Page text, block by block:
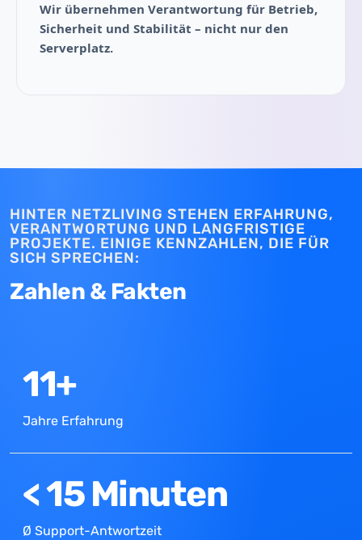
Wir übernehmen Verantwortung für Betrieb,
Sicherheit und Stabilität – nicht nur den
Serverplatz.
HINTER NETZLIVING STEHEN ERFAHRUNG,
VERANTWORTUNG UND LANGFRISTIGE
PROJEKTE. EINIGE KENNZAHLEN, DIE FÜR
SICH SPRECHEN:
Zahlen & Fakten
11+
Jahre Erfahrung
< 15 Minuten
Ø Support-Antwortzeit